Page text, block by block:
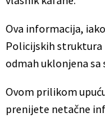
Ova informacija,
Policijskih struktura
odmah uklonjena sa
Ovom prilikom
prenijete netačne